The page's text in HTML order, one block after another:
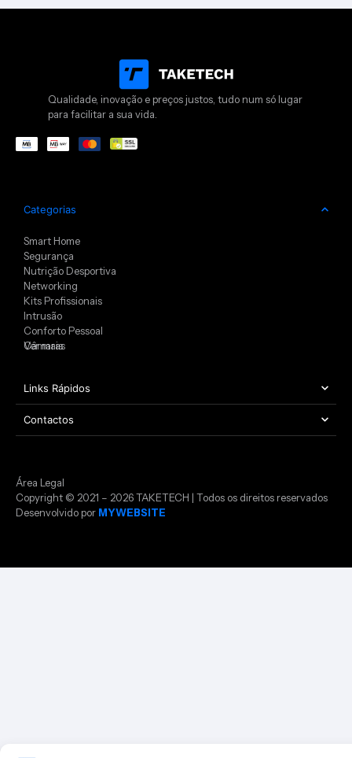
Qualidade, inovação e preços justos, tudo num só lugar
para facilitar a sua vida.
Categorias
Smart Home
Segurança
Nutrição Desportiva
Networking
Kits Profissionais
Intrusão
Conforto Pessoal
Câmaras
Ver mais
Links Rápidos
Contactos
Copyright © 2021 – 2026 TAKETECH | Todos os direitos reservados
Desenvolvido por MYWEBSITE
Área Legal